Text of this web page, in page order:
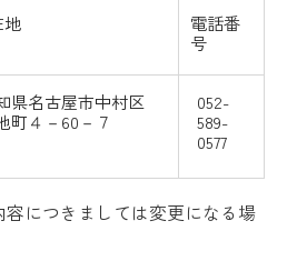
地
電話番
号
県名古屋市中村区
町４－60－７
052-
589-
0577
につきましては変更になる場